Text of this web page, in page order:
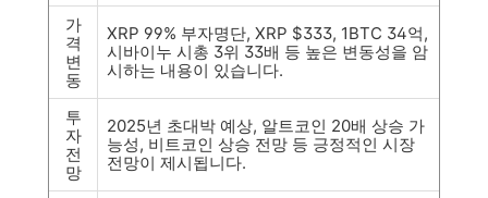
가
격
변
동
XRP 99% 부자명단, XRP $333, 1BTC 34억,
시바이누 시총 3위 33배 등 높은 변동성을 암
시하는 내용이 있습니다.
투
자
전
망
2025년 초대박 예상, 알트코인 20배 상승 가
능성, 비트코인 상승 전망 등 긍정적인 시장
전망이 제시됩니다.